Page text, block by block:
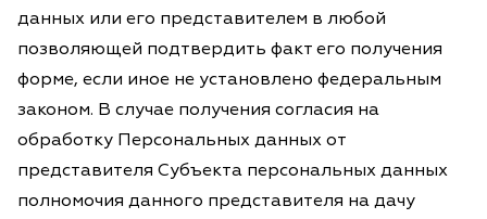
данных или его представителем в любой
позволяющей подтвердить факт его получения
форме, если иное не установлено федеральным
законом. В случае получения согласия на
обработку Персональных данных от
представителя Субъекта персональных данных
полномочия данного представителя на дачу